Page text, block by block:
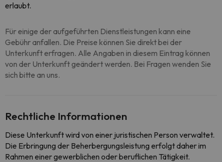
erlaubt.
Für einige der aufgeführten Dienstleistungen kann eine
Gebühr anfallen. Die Preise können Sie direkt bei der
Unterkunft erfragen. Alle Angaben in diesem Eintrag können
von der Unterkunft geändert werden. Bei Fragen wenden Sie
sich bitte an uns.
Rechtliche Informationen
Diese Unterkunft wird von einer juristischen Person verwaltet.
Die Erbringung der Beherbergungsleistung erfolgt daher im
Rahmen einer gewerblichen oder beruflichen Tätigkeit.